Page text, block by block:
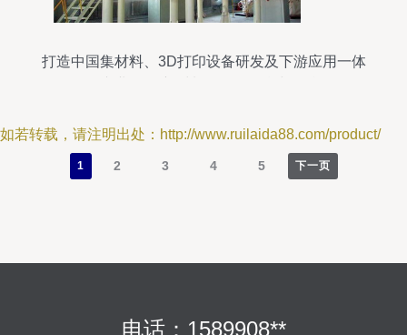
打造中国集材料、3D打印设备研发及下游应用一体
如若转载，请注明出处：http://www.ruilaida88.com/product/
1 2 3 4 5 下一页
电话：1589908**